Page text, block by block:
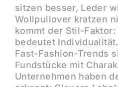
sitzen besser, Leder
Wollpullover kratzen
kommt der Stil-Faktor:
bedeutet
Fast-Fashion-Trends
Fundstücke mit
Unternehmen haben